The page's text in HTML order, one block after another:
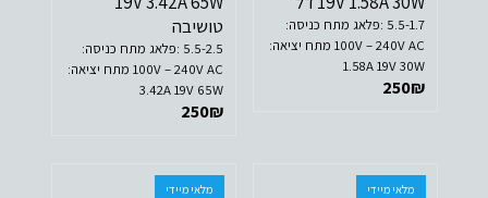
5.5-1.7 :פלאג מתח כניסה:
100V – 240V AC מתח יציאה:
1.58A 19V 30W
250₪
טושיבה
5.5-2.5 :פלאג מתח כניסה:
100V – 240V AC מתח יציאה:
3.42A 19V 65W
250₪
מלאי מיידי
מלאי מיידי